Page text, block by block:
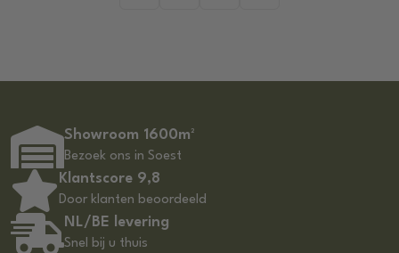
Showroom 1600m²
Bezoek ons in Soest
Klantscore 9,8
Door klanten beoordeeld
NL/BE levering
Snel bij u thuis